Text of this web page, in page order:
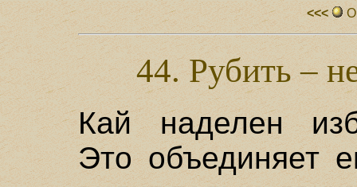
<<<
44. Рубить –
Кай наделен
Это объединяет